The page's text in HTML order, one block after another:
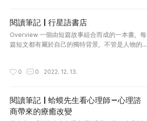
為意想不到的專家(?) Evaluation 推薦指數：★★
★★★ (5/5) Quotes 刻意練習講求的正式發展出
種種更高效率的心智表徵，讓你可以運用於你正
實和下苦功及長時間維持專注的能力相輔相成，
讓我對這本書特別感興趣～（原因就不詳述了）並
且讀了之後才發現，原來這本書算是之前曾經很
閱讀筆記｜行星語書店
Overview 一個由短篇故事組合而成的一本書，每
篇短文都有屬於自己的獨特背景，不管是人物的
短文裡面都有屬於自己的世界觀，不會互相打架，
激發想像力的一本書～ Evaluation 推薦指數：★
★★★★ (5/5) Thoughts 不管是在等公車、通
0 0 2022. 12. 13.
閱讀筆記｜蛤蟆先生看心理師－心理諮
商帶來的療癒改變